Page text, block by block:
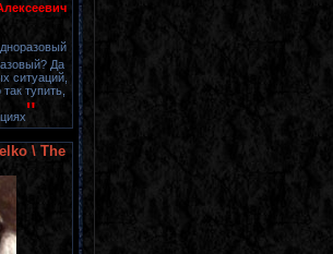
Да
ситуаций,
тупить,
"
\ The